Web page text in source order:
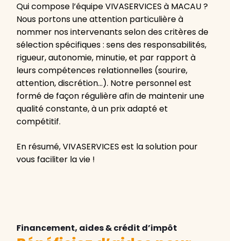
Qui compose l’équipe VIVASERVICES à MACAU ?
Nous portons une attention particulière à
nommer nos intervenants selon des critères de
sélection spécifiques : sens des responsabilités,
rigueur, autonomie, minutie, et par rapport à
leurs compétences relationnelles (sourire,
attention, discrétion…). Notre personnel est
formé de façon régulière afin de maintenir une
qualité constante, à un prix adapté et
compétitif.
En résumé, VIVASERVICES est la solution pour
vous faciliter la vie !
Financement, aides & crédit d’impôt